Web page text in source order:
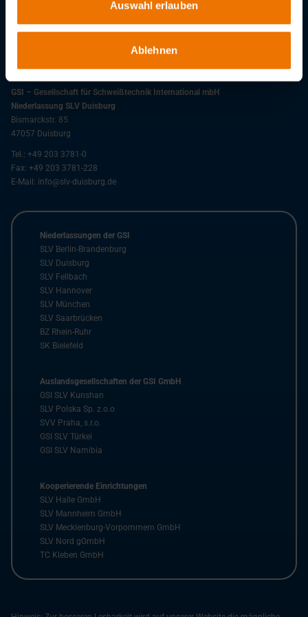
Auswahl erlauben
Ablehnen
Stellenangebote
GSI – Gesellschaft für Schweißtechnik International mbH
Niederlassung SLV Duisburg
Bismarckstr. 85
47057 Duisburg
Tel.: +49 203 3781-0
Fax: +49 203 3781-228
E-Mail: info@slv-duisburg.de
Niederlassungen der GSI
SLV Berlin-Brandenburg
SLV Duisburg
SLV Fellbach
SLV Hannover
SLV München
SLV Saarbrücken
BZ Rhein-Ruhr
SK Bielefeld
Auslandsgesellschaften der GSI GmbH
GSI SLV Kunshan
SLV Polska Sp. z.o.o
SVV Praha, s.r.o.
GSI SLV Türkei
GSI SLV Namibia
Kooperierende Einrichtungen
SLV Halle GmbH
SLV Mannheim GmbH
SLV Mecklenburg-Vorpommern GmbH
SLV Nord gGmbH
TC Kleben GmbH